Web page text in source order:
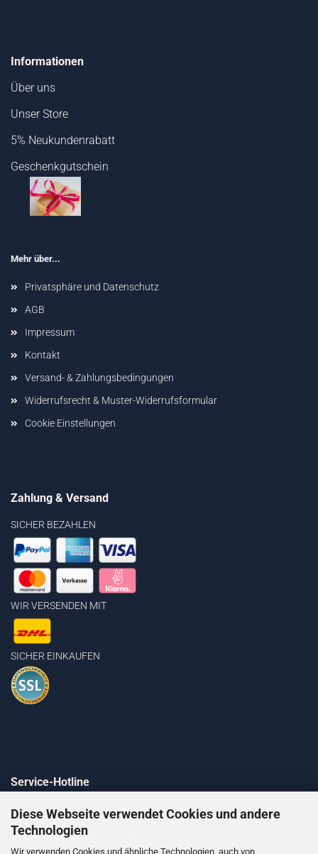
Diese Webseite verwendet Cookies und andere
Technologien
Wir verwenden Cookies und ähnliche Technologien, auch von
Informationen
Über uns
Unser Store
5% Neukundenrabatt
Geschenkgutschein
Mehr über...
Privatsphäre und Datenschutz
AGB
Impressum
Kontakt
Versand- & Zahlungsbedingungen
Widerrufsrecht & Muster-Widerrufsformular
Cookie Einstellungen
Zahlung & Versand
SICHER BEZAHLEN
WIR VERSENDEN MIT
SICHER EINKAUFEN
Service-Hotline
Tel.: 02161 - 29 88 679
Di. 10 - 12 Uhr u. 15 - 18 Uhr